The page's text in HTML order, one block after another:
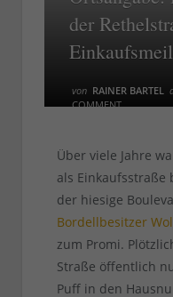
der
von RAINER BARTEL
COMMENT
Über viele Jahre
als Einkaufsstraße
der hiesige
Bordellbesitzer
zum Promi.
Straße öffentlich
Puff in den